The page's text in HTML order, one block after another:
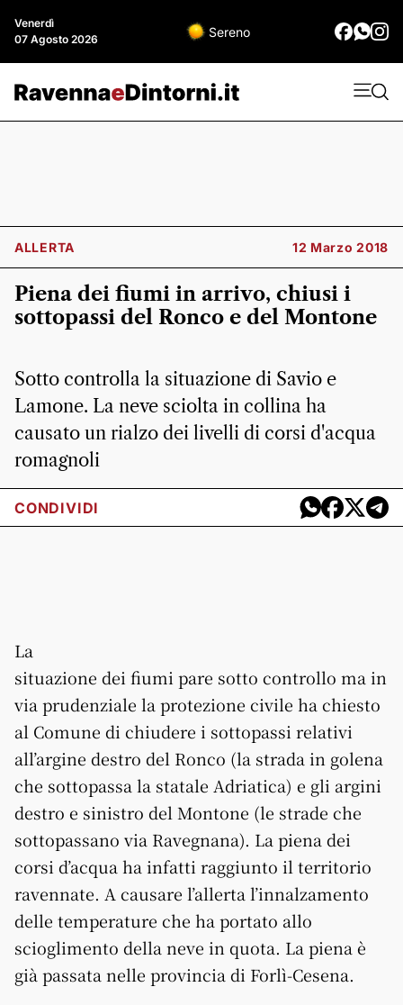
Venerdì
07 Agosto 2026
Sereno
ALLERTA 12 Marzo 2018
Piena dei fiumi in arrivo, chiusi i
sottopassi del Ronco e del Montone
Sotto controlla la situazione di Savio e
Lamone. La neve sciolta in collina ha
causato un rialzo dei livelli di corsi d'acqua
romagnoli
CONDIVIDI
La
situazione dei fiumi pare sotto controllo ma in
via prudenziale la protezione civile ha chiesto
al Comune di chiudere i sottopassi relativi
all’argine destro del Ronco (la strada in golena
che sottopassa la statale Adriatica) e gli argini
destro e sinistro del Montone (le strade che
sottopassano via Ravegnana). La piena dei
corsi d’acqua ha infatti raggiunto il territorio
ravennate. A causare l’allerta l’innalzamento
delle temperature che ha portato allo
scioglimento della neve in quota. La piena è
già passata nelle provincia di Forlì-Cesena.